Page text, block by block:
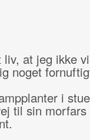
liv, at jeg ikke
noget
i
til sin morfars